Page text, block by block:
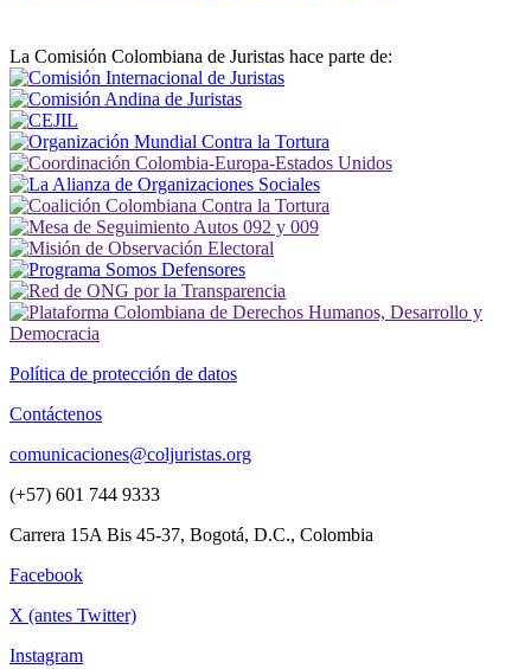
La Comisión Colombiana de Juristas hace parte de:
Política de protección de datos
Contáctenos
comunicaciones@coljuristas.org
(+57) 601 744 9333
Carrera 15A Bis 45-37, Bogotá, D.C., Colombia
Facebook
X (antes Twitter)
Instagram